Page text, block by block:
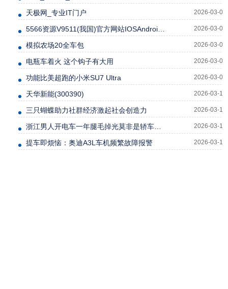
天极网_专业IT门户
2026-03-04
5566资源V9511(我国)官方网站IOSAndroid通用版 2026-03-05
模拟农场20全车包 2026-03-06
电瓶车着火 这个钩子有大用 2026-03-06
功能比美超跑的小米SU7 Ultra 2026-03-08
天华新能(300390) 2026-03-10
三只蝴蝶助力社群经济激起社会创造力 2026-03-10
浙江男人开电车一年腿毛掉光莫非是轿车的新功能吗？ 2026-03-10
提车即烦恼：奥迪A3L车机频繁故障报警 2026-03-12